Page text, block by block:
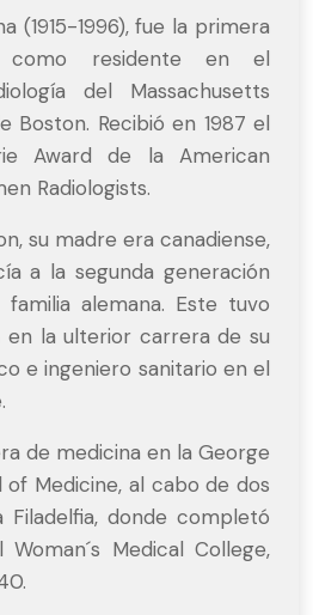
(1915-1996), fue la primera
como residente en el
del Massachusetts
Boston. Recibió en 1987 el
Award de la American
Radiologists.
su madre era canadiense,
a la segunda generación
alemana. Este tuvo
en la ulterior carrera de su
e ingeniero sanitario en el
de medicina en la George
of Medicine, al cabo de dos
Filadelfia, donde completó
Medical College,